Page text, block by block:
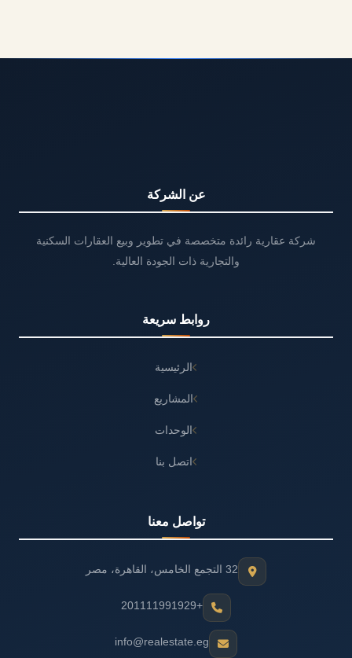
عن الشركة
شركة عقارية رائدة متخصصة في تطوير وبيع العقارات السكنية
والتجارية ذات الجودة العالية.
روابط سريعة
الرئيسية
المشاريع
الوحدات
اتصل بنا
تواصل معنا
32 التجمع الخامس، القاهرة، مصر
+201111991929
info@realestate.eg